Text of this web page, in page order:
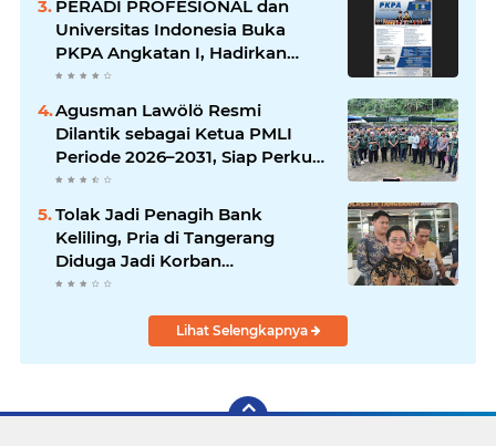
PERADI PROFESIONAL dan
Universitas Indonesia Buka
PKPA Angkatan I, Hadirkan
Pengajar Elite Penegak Hukum
dan Akademisi
Agusman Lawölö Resmi
Dilantik sebagai Ketua PMLI
Periode 2026–2031, Siap Perkuat
Persatuan Marga Lawölö
Tolak Jadi Penagih Bank
Keliling, Pria di Tangerang
Diduga Jadi Korban
Pengeroyokan dan Kekerasan,
Lihat Selengkapnya